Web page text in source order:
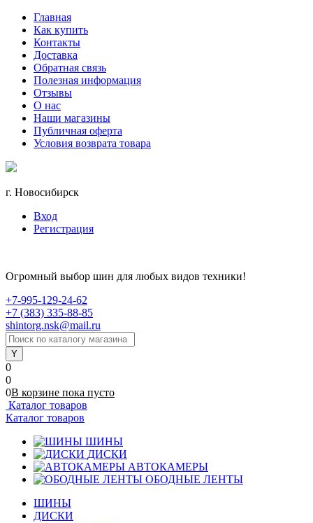
Главная
Как купить
Контакты
Доставка
Обратная связь
Полезная информация
Отзывы
О нас
Наши магазины
Публичная оферта
Условия возврата товара
г. Новосибирск
Вход
Регистрация
Огромный выбор шин для любых видов техники!
+7-995-129-24-62
+7 (383) 335-88-85
shintorg.nsk@mail.ru
0
0
0В корзине пока пусто
Каталог товаров
Каталог товаров
ШИНЫ
ДИСКИ
АВТОКАМЕРЫ
ОБОДНЫЕ ЛЕНТЫ
ШИНЫ
ДИСКИ